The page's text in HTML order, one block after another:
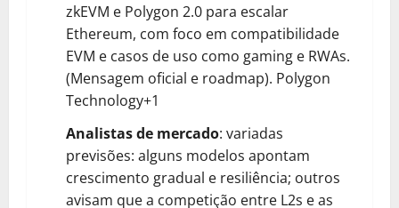
zkEVM e Polygon 2.0 para escalar
Ethereum, com foco em compatibilidade
EVM e casos de uso como gaming e RWAs.
(Mensagem oficial e roadmap). Polygon
Technology+1
Analistas de mercado: variadas
previsões: alguns modelos apontam
crescimento gradual e resiliência; outros
avisam que a competição entre L2s e as